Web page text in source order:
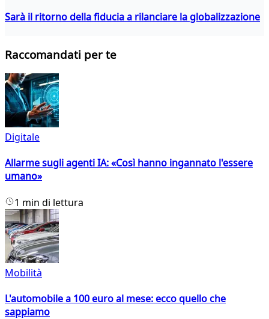
Sarà il ritorno della fiducia a rilanciare la globalizzazione
Raccomandati per te
Digitale
Allarme sugli agenti IA: «Così hanno ingannato l'essere
umano»
1 min di lettura
Mobilità
L'automobile a 100 euro al mese: ecco quello che
sappiamo